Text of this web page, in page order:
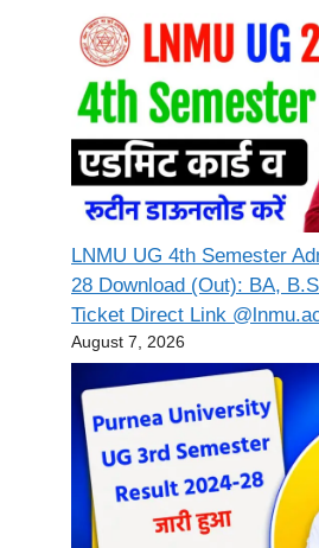
LNMU UG 4th Semester
28 Download (Out): BA,
Ticket Direct Link
August 7, 2026